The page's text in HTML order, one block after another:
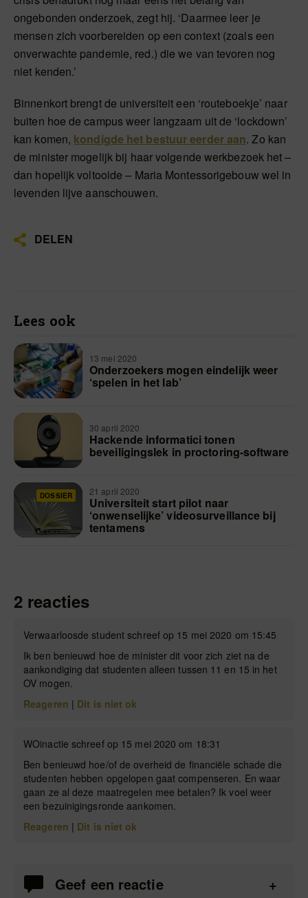
ongebonden onderzoek, zegt hij. ‘Daarmee leer je
mensen zich voorbereiden op een context (zoals een
onverwachte pandemie, red.) die we van tevoren nog
niet kenden.’
Binnenkort brengt de universiteit een ‘routeboekje’ naar
buiten hoe de campus weer langzaam uit de ‘lockdown’
kan komen, kondigde het bestuur eerder aan. Zo kan
de minister mogelijk bij haar volgende werkbezoek het –
dan hopelijk voltooide – Maria Montessorigebouw wel in
levenden lijve aanschouwen.
DELEN
Lees ook
13 mei 2020
Onderzoekers mogen eindelijk weer
‘spelen in het lab’
30 april 2020
Hackende informatici tonen
beveiligingslek in proctoring-software
DOSSIER 21 april 2020
Universiteit start pilot naar
‘onwenselijke’ videosurveillance bij
tentamens
2 reacties
Verwaarloosde student schreef op 15 mei 2020 om 15:45
Ik ben benieuwd hoe de minister dit voor zich ziet na de
aankondiging dat studenten alleen tussen 11 en 15 in het
OV mogen.
Reageren | Dit is niet ok
WOinactie schreef op 15 mei 2020 om 18:31
Ben benieuwd hoe/of de overheid de financiële schade die
studenten hebben opgelopen gaat compenseren. En waar
gaan ze al deze maatregelen mee betalen? Ik voel weer
een bezuinigingsronde aankomen.
Reageren | Dit is niet ok
Geef een reactie